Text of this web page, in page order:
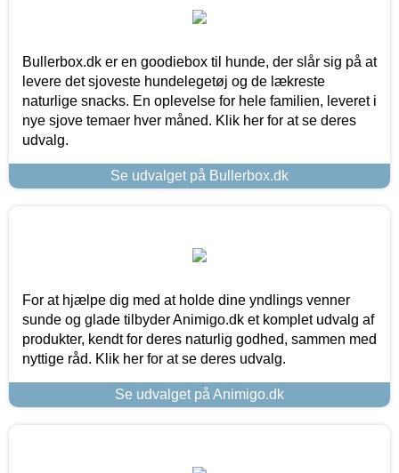
Bullerbox.dk er en goodiebox til hunde, der slår sig på at
levere det sjoveste hundelegetøj og de lækreste
naturlige snacks. En oplevelse for hele familien, leveret i
nye sjove temaer hver måned. Klik her for at se deres
udvalg.
Se udvalget på Bullerbox.dk
For at hjælpe dig med at holde dine yndlings venner
sunde og glade tilbyder Animigo.dk et komplet udvalg af
produkter, kendt for deres naturlig godhed, sammen med
nyttige råd. Klik her for at se deres udvalg.
Se udvalget på Animigo.dk